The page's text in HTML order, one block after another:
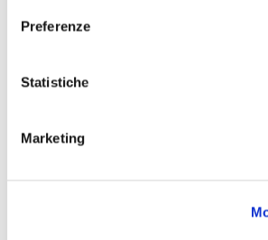
Preferenze
Statistiche
Marketing
Clicca sul pulsante qui in
clicca qui
per scoprire